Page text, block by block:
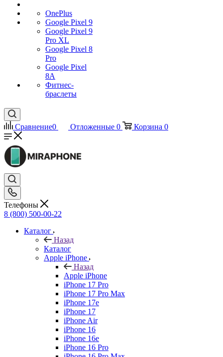
OnePlus
Google Pixel 9
Google Pixel 9
Pro XL
Google Pixel 8
Pro
Google Pixel
8A
Фитнес-
браслеты
Сравнение0 Отложенные 0 Корзина 0
Телефоны
8 (800) 500-00-22
Каталог
Назад
Каталог
Apple iPhone
Назад
Apple iPhone
iPhone 17 Pro
iPhone 17 Pro Max
iPhone 17e
iPhone 17
iPhone Air
iPhone 16
iPhone 16e
iPhone 16 Pro